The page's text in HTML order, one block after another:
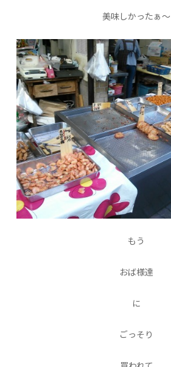
美味しかったぁ〜
もう
おば様達
に
ごっそり